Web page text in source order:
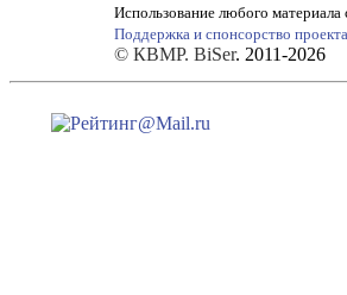
Использование любого материала
Поддержка и спонсорство проекта
© КВМР. BiSer. 2011-2026